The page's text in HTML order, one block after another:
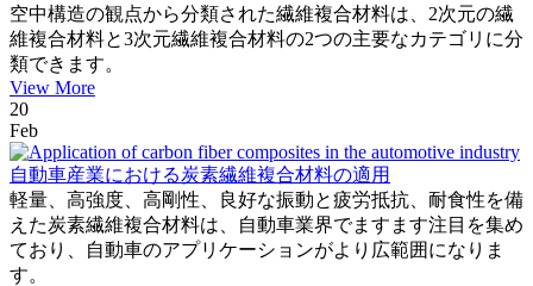
空中構造の観点から分類された繊維複合材料は、2次元の繊
維複合材料と3次元繊維複合材料の2つの主要なカテゴリに分
類できます。
View More
20
Feb
自動車産業における炭素繊維複合材料の適用
軽量、高強度、高剛性、良好な振動と疲労抵抗、耐食性を備
えた炭素繊維複合材料は、自動車業界でますます注目を集め
ており、自動車のアプリケーションがより広範囲になりま
す。